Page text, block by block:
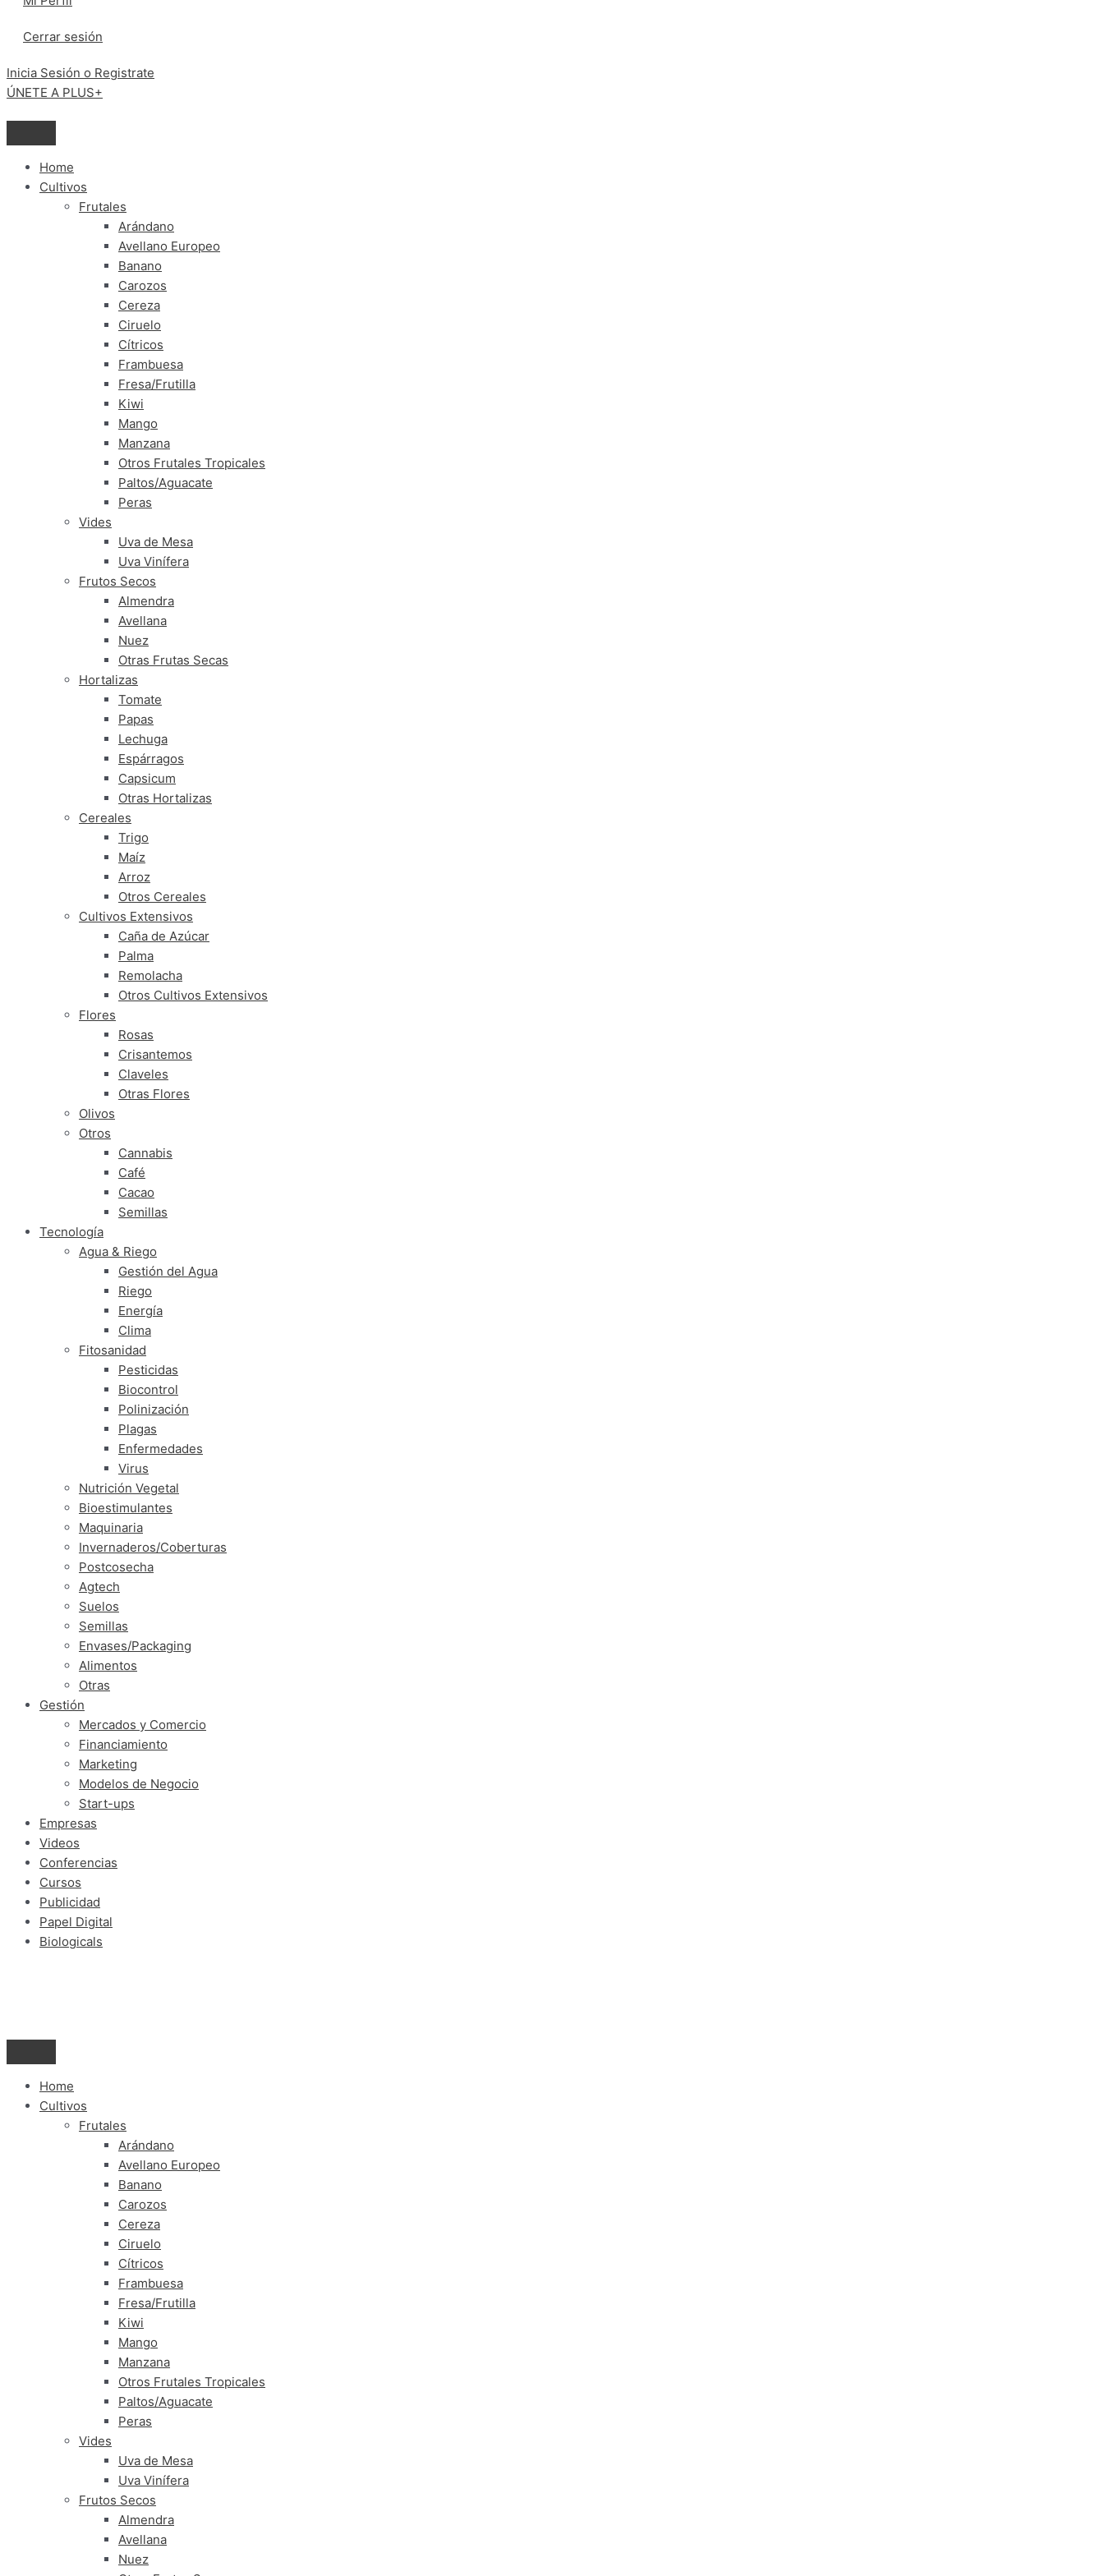
Cerrar sesión
Inicia Sesión o Registrate
ÚNETE A PLUS+
Home
Cultivos
Frutales
Arándano
Avellano Europeo
Banano
Carozos
Cereza
Ciruelo
Cítricos
Frambuesa
Fresa/Frutilla
Kiwi
Mango
Manzana
Otros Frutales Tropicales
Paltos/Aguacate
Peras
Vides
Uva de Mesa
Uva Vinífera
Frutos Secos
Almendra
Avellana
Nuez
Otras Frutas Secas
Hortalizas
Tomate
Papas
Lechuga
Espárragos
Capsicum
Otras Hortalizas
Cereales
Trigo
Maíz
Arroz
Otros Cereales
Cultivos Extensivos
Caña de Azúcar
Palma
Remolacha
Otros Cultivos Extensivos
Flores
Rosas
Crisantemos
Claveles
Otras Flores
Olivos
Otros
Cannabis
Café
Cacao
Semillas
Tecnología
Agua & Riego
Gestión del Agua
Riego
Energía
Clima
Fitosanidad
Pesticidas
Biocontrol
Polinización
Plagas
Enfermedades
Virus
Nutrición Vegetal
Bioestimulantes
Maquinaria
Invernaderos/Coberturas
Postcosecha
Agtech
Suelos
Semillas
Envases/Packaging
Alimentos
Otras
Gestión
Mercados y Comercio
Financiamiento
Marketing
Modelos de Negocio
Start-ups
Empresas
Videos
Conferencias
Cursos
Publicidad
Papel Digital
Biologicals
Home
Cultivos
Frutales
Arándano
Avellano Europeo
Banano
Carozos
Cereza
Ciruelo
Cítricos
Frambuesa
Fresa/Frutilla
Kiwi
Mango
Manzana
Otros Frutales Tropicales
Paltos/Aguacate
Peras
Vides
Uva de Mesa
Uva Vinífera
Frutos Secos
Almendra
Avellana
Nuez